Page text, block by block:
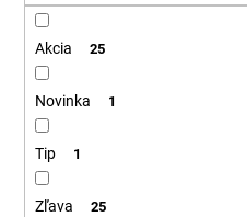
Akcia 25
Novinka 1
Tip 1
Zľava 25
ť